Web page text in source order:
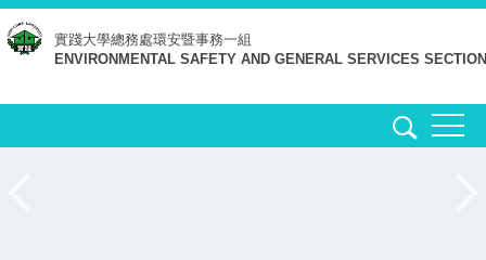
跳
到
要
實踐大學總務處環安暨事務一組
ENVIRONMENTAL SAFETY AND GENERAL SERVICES SECTION